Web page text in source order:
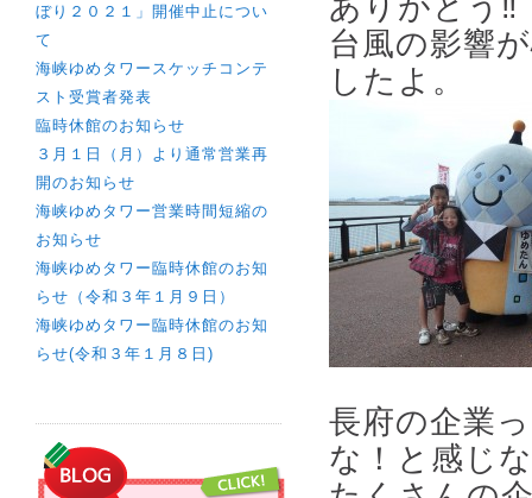
ぼり２０２１」開催中止につい
て
海峡ゆめタワースケッチコンテ
スト受賞者発表
臨時休館のお知らせ
３月１日（月）より通常営業再
開のお知らせ
海峡ゆめタワー営業時間短縮の
お知らせ
海峡ゆめタワー臨時休館のお知
らせ（令和３年１月９日）
海峡ゆめタワー臨時休館のお知
らせ(令和３年１月８日)
ありがとう‼
台風の影響
したよ。
長府の企業
な！と感じ